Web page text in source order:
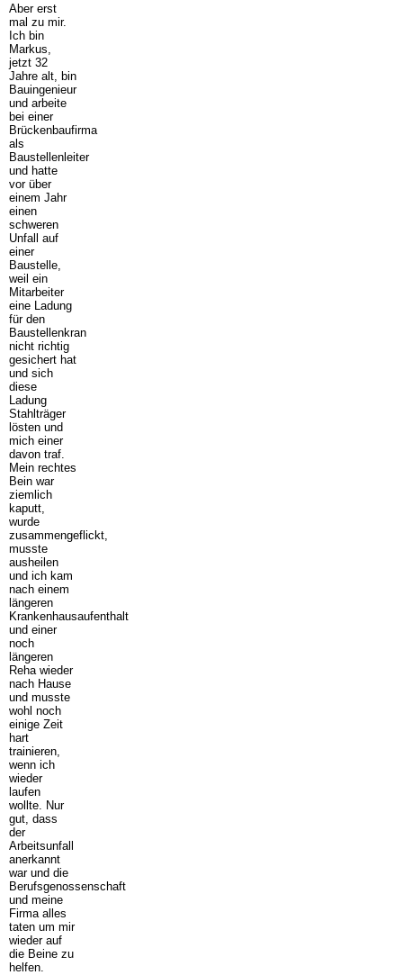
Aber erst
mal zu mir.
Ich bin
Markus,
jetzt 32
Jahre alt, bin
Bauingenieur
und arbeite
bei einer
Brückenbaufirma
als
Baustellenleiter
und hatte
vor über
einem Jahr
einen
schweren
Unfall auf
einer
Baustelle,
weil ein
Mitarbeiter
eine Ladung
für den
Baustellenkran
nicht richtig
gesichert hat
und sich
diese
Ladung
Stahlträger
lösten und
mich einer
davon traf.
Mein rechtes
Bein war
ziemlich
kaputt,
wurde
zusammengeflickt,
musste
ausheilen
und ich kam
nach einem
längeren
Krankenhausaufenthalt
und einer
noch
längeren
Reha wieder
nach Hause
und musste
wohl noch
einige Zeit
hart
trainieren,
wenn ich
wieder
laufen
wollte. Nur
gut, dass
der
Arbeitsunfall
anerkannt
war und die
Berufsgenossenschaft
und meine
Firma alles
taten um mir
wieder auf
die Beine zu
helfen.